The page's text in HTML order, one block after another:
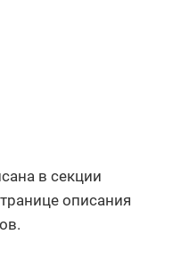
в секции
описания